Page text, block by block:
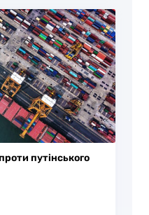
путінського